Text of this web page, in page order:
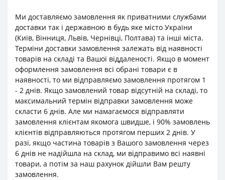
Ми доставляємо замовлення як приватними службами
доставки так і державною в будь яке місто України
(Київ, Вінниця, Львів, Чернівці, Полтава) та інші міста.
Терміни доставки замовлення залежать від наявності
товарів на складі та Вашої віддаленості. Якщо в момент
оформлення замовлення всі обрані товари є в
наявності, то ми відправляємо замовлення протягом 1
- 2 днів. Якщо замовлений товар відсутній на складі, то
максимальний термін відправки замовлення може
скласти 6 днів. Але ми намагаємося відправляти
замовлення клієнтам якомога швидше, і 90% замовлень
клієнтів відправляються протягом перших 2 днів. У
разі, якщо частина товарів з Вашого замовлення через
6 днів не надійшла на склад, ми відправимо всі наявні
товари, а потім за наш рахунок дійшли Вам решту
замовлення.